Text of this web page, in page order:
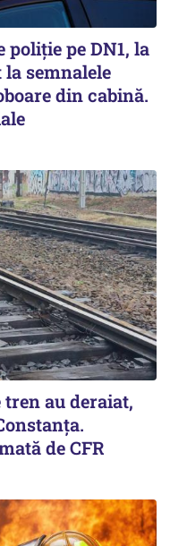
poliţie pe DN1, la
semnalele
din cabină.
au deraiat,
de CFR